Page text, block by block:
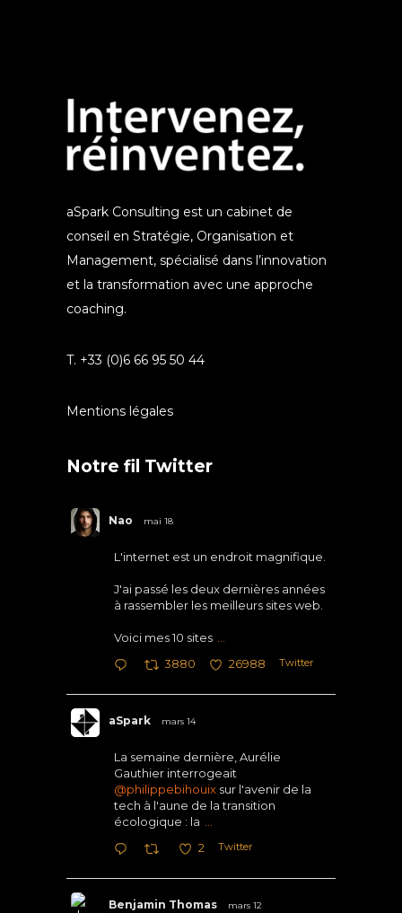
aSpark Consulting est un cabinet de
conseil en Stratégie, Organisation et
Management, spécialisé dans l’innovation
et la transformation avec une approche
coaching.
T. +33 (0)6 66 95 50 44
Mentions légales
Notre fil Twitter
Nao mai 18
L'internet est un endroit magnifique.
J'ai passé les deux dernières années
à rassembler les meilleurs sites web.
Voici mes 10 sites
3880 26988 Twitter
aSpark mars 14
La semaine dernière, Aurélie
Gauthier interrogeait
@philippebihouix sur l'avenir de la
tech à l'aune de la transition
écologique : la
2 Twitter
Benjamin Thomas mars 12